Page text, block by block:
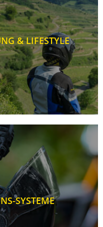
& LIFESTYLE
SYSTEME